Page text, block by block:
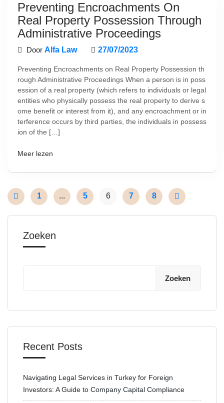
Preventing Encroachments On
Real Property Possession Through
Administrative Proceedings
Door Alfa Law 27/07/2023
Preventing Encroachments on Real Property Possession th
rough Administrative Proceedings When a person is in poss
ession of a real property (which refers to individuals or legal
entities who physically possess the real property to derive s
ome benefit or interest from it), and any encroachment or in
terference occurs by third parties, the individuals in possess
ion of the […]
Meer lezen
1 ... 5 6 7 8
Zoeken
Zoeken
Recent Posts
Navigating Legal Services in Turkey for Foreign
Investors: A Guide to Company Capital Compliance